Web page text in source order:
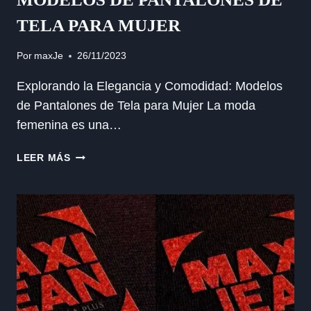
TELA PARA MUJER
Por maxJe 26/11/2023
Explorando la Elegancia y Comodidad: Modelos
de Pantalones de Tela para Mujer La moda
femenina es una…
LEER MÁSMODELOS
DE
TELA
PARA
MUJER